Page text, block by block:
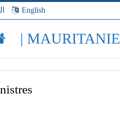
English
| MAURITANIE